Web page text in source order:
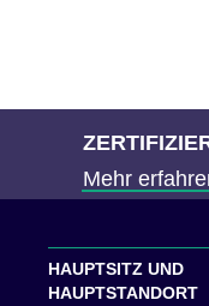
Mehr
HAUPTSITZ UND
HAUPTSTANDORT